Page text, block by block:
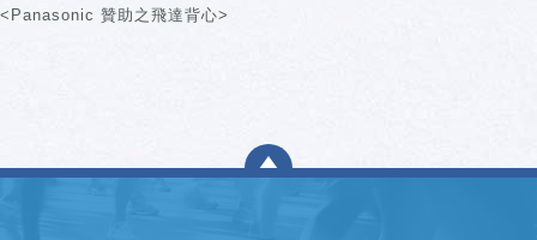
<Panasonic 贊助之飛達背心>